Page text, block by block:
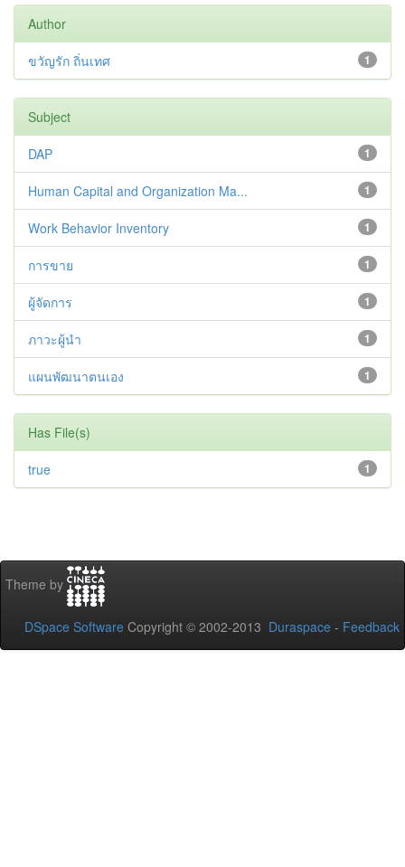
Author
1
ขวัญรัก ถิ่นเทศ
Subject
1
DAP
1
Human Capital and Organization Ma...
1
Work Behavior Inventory
1
การขาย
1
ผู้จัดการ
1
ภาวะผู้นำ
1
แผนพัฒนาตนเอง
Has File(s)
1
true
Theme by
DSpace Software Copyright © 2002-2013 Duraspace - Feedback